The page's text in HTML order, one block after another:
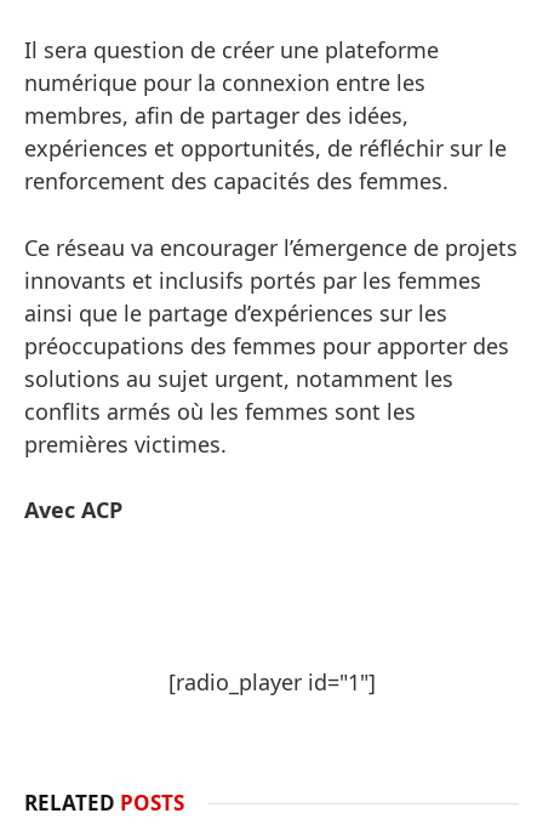
Il sera question de créer une plateforme
numérique pour la connexion entre les
membres, afin de partager des idées,
expériences et opportunités, de réfléchir sur le
renforcement des capacités des femmes.
Ce réseau va encourager l’émergence de projets
innovants et inclusifs portés par les femmes
ainsi que le partage d’expériences sur les
préoccupations des femmes pour apporter des
solutions au sujet urgent, notamment les
conflits armés où les femmes sont les
premières victimes.
Avec ACP
[radio_player id="1"]
RELATED POSTS